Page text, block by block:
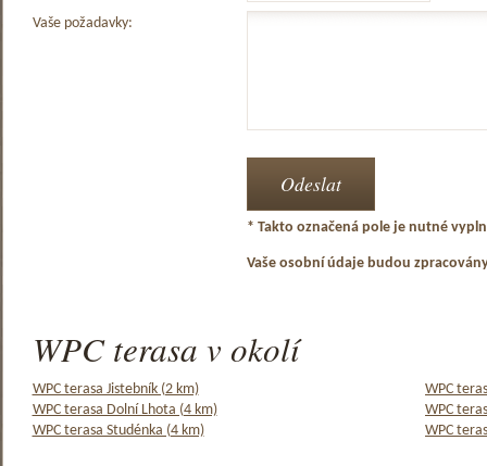
Vaše požadavky:
* Takto označená pole je nutné
Vaše osobní údaje budou
WPC terasa v okolí
WPC terasa Jistebník (2 km)
WPC
WPC terasa Dolní Lhota (4 km)
WPC
WPC terasa Studénka (4 km)
WPC